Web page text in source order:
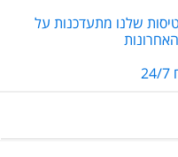
העניין וההעדפות
על הצרכים של כולם.
פעילויות שכולם
הפעילויות
בעיקר אכזבה ברגע
עשויים לדרוש הזמנה
שלנו מתעדכנות על